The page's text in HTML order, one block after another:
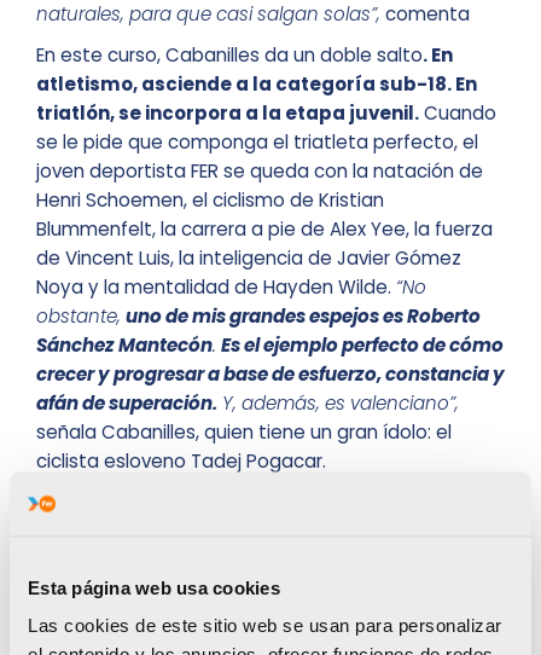
Esta página web usa cookies
Las cookies de este sitio web se usan para personalizar
naturales, para que casi salgan solas”, comenta
En este curso, Cabanilles da un doble salto. En
atletismo, asciende a la categoría sub-18. En
triatlón, se incorpora a la etapa juvenil.Cuando
se le pide que componga el triatleta perfecto, el
joven deportista FER se queda con la natación de
Henri Schoemen, el ciclismo de Kristian
Blummenfelt, la carrera a pie de Alex Yee, la fuerza
de Vincent Luis, la inteligencia de Javier Gómez
Noya y la mentalidad de Hayden Wilde. “No
obstante, uno de mis grandes espejos es Roberto
Sánchez Mantecón. Es el ejemplo perfecto de cómo
crecer y progresar a base de esfuerzo, constancia y
afán de superación. Y, además, es valenciano”,
señala Cabanilles, quien tiene un gran ídolo: el
ciclista esloveno Tadej Pogacar.
A Cabanilles, lo que más le gusta de su deporte es